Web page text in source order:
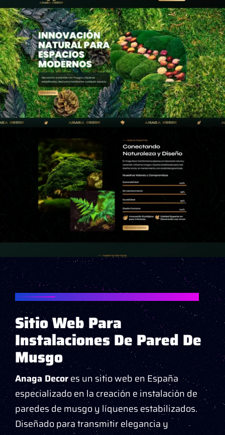
PROYECTO "ANAGA DECOR" - MADRID
Sitio Web Para
Instalaciones De Pared De
Musgo
Anaga Decores un sitio web en España
especializado en la creación e instalación de
paredes de musgo y líquenes estabilizados.
Diseñado para transmitir elegancia y